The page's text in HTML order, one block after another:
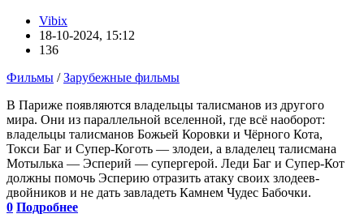
Vibix
18-10-2024, 15:12
136
Фильмы /Зарубежные фильмы
В Париже появляются владельцы талисманов из другого
мира. Они из параллельной вселенной, где всё наоборот:
владельцы талисманов Божьей Коровки и Чёрного Кота,
Токси Баг и Супер-Коготь — злодеи, а владелец талисмана
Мотылька — Эсперий — супергерой. Леди Баг и Супер-Кот
должны помочь Эсперию отразить атаку своих злодеев-
двойников и не дать завладеть Камнем Чудес Бабочки.
0 Подробнее